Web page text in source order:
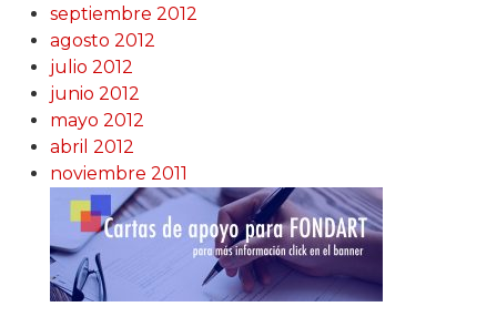
septiembre 2012
agosto 2012
julio 2012
junio 2012
mayo 2012
abril 2012
noviembre 2011